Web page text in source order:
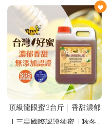
頂級龍眼蜜3台斤｜香甜濃郁
｜三星國際認證純蜜｜秋冬...